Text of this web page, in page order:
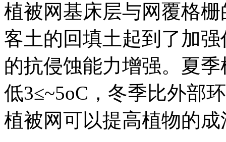
植被网基床层与网覆格
客土的回填土起到了加
的抗侵蚀能力增强。夏
低3≤~5oC，冬季比外部
植被网可以提高植物的成